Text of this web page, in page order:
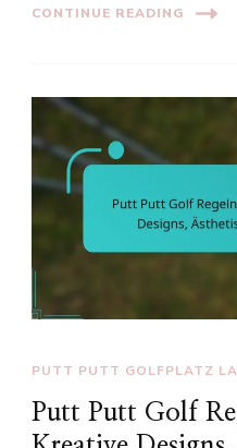
CONTINUE READING
PUTT PUTT GOLFPLATZ
Putt Putt Golf